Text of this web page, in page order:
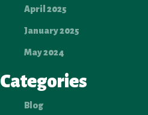
April 2025
January 2025
May 2024
Categories
Blog